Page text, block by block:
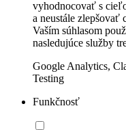
vyhodnocovať s
a neustále zlepšovať
Vaším súhlasom
nasledujúce služby
Google Analytics,
Testing
Funkčnosť